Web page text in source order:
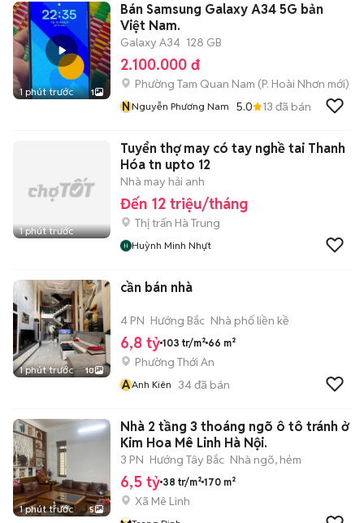
1 phút trước 1
Bán Samsung Galaxy A34 5G bản
Việt Nam.
Galaxy A34 128 GB
2.100.000 đ
Phường Tam Quan Nam (P. Hoài Nhơn mới)
NNguyễn Phương Nam 5.0 13 đã bán
1 phút trước
Tuyển thợ may có tay nghề tai Thanh
Hóa tn upto 12
Nhà may hải anh
Đến 12 triệu/tháng
Thị trấn Hà Trung
Huỳnh Minh Nhựt
1 phút trước 10
cần bán nhà
4 PN Hướng Bắc Nhà phố liền kề
6,8 tỷ 103 tr/m² 66 m²
Phường Thới An
AAnh Kiên 34đã bán
1 phút trước 5
Nhà 2 tầng 3 thoáng ngõ ô tô tránh ở
Kim Hoa Mê Linh Hà Nội.
3 PN Hướng Tây Bắc Nhà ngõ, hẻm
6,5 tỷ 38 tr/m² 170 m²
Xã Mê Linh